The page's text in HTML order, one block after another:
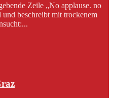
Zeile „No applause. no
beschreibt mit trockenem